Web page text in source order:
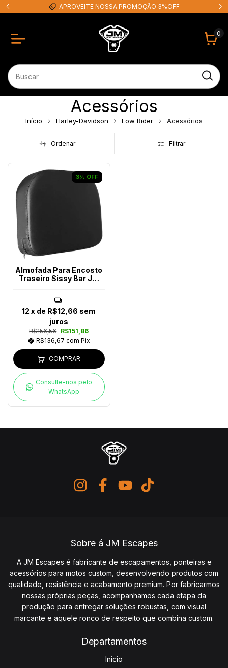
APROVEITE NOSSA PROMOÇÃO 3%OFF
0
Acessórios
Início Harley-Davidson Low Rider Acessórios
Ordenar Filtrar
3% OFF
Almofada Para Encosto
Traseiro Sissy Bar JM
R$156,56 R$151,86
R$136,67 com Pix
12 x de R$12,66 sem
juros
COMPRAR
Consulte-nos pelo
WhatsApp
Sobre á JM Escapes
A JM Escapes é fabricante de escapamentos, ponteiras e
acessórios para motos custom, desenvolvendo produtos com
qualidade, resistência e acabamento premium. Por fabricarmos
nossas próprias peças, acompanhamos cada etapa da
produção para entregar soluções robustas, com visual
marcante e aquele ronco de respeito que combina custom.
Departamentos
Inicio